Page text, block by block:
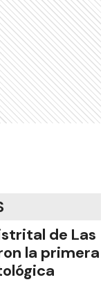
de Las
la primera